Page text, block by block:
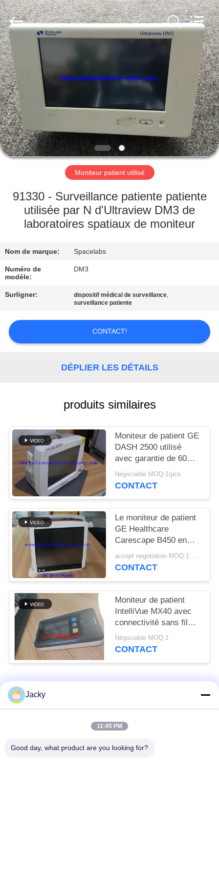
À
LA
MAISON
PRODUITS
VIDÉOS
PROPOS
NOUS
VISITE
DE
L'USINE
CONTRÔLE
DE
CONTACTER
DEMANDEZ
UN DEVIS
NEWS
PLAN
DU
SITE
PRIVACY
POLICY
Guangzhou
YIGU
Medical
Equipment
Service
Co.,Ltd.
All
Rights
Reserved.
Moniteur patient utilisé
91330 - Surveillance patiente patiente
utilisée par N d'Ultraview DM3 de
laboratoires spatiaux de moniteur
Nom de marque: Spacelabs
Numéro de
modèle:
DM3
Surligner: dispositif médical de surveillance,
surveillance patiente
CONTACT!
DÉPLIER LES DÉTAILS
produits similaires
Moniteur de patient GE
DASH 2500 utilisé
avec garantie de 60
jours et modèle DASH
2500 pour la
Négociable MOQ:1/pcs
CONTACT
Le moniteur de patient
GE Healthcare
Carescape B450 en
excellent état avec 90
jours de garantie et
accept negotiation MOQ:1 UNITÉ
CONTACT
Moniteur de patient
IntelliVue MX40 avec
connectivité sans fil
2,4 GHz pour la
surveillance SPO2 et
Négociable MOQ:1
CONTACT
Catégories populaires
Réparation de module
Jacky
11:45 PM
Good day, what product are you looking for?